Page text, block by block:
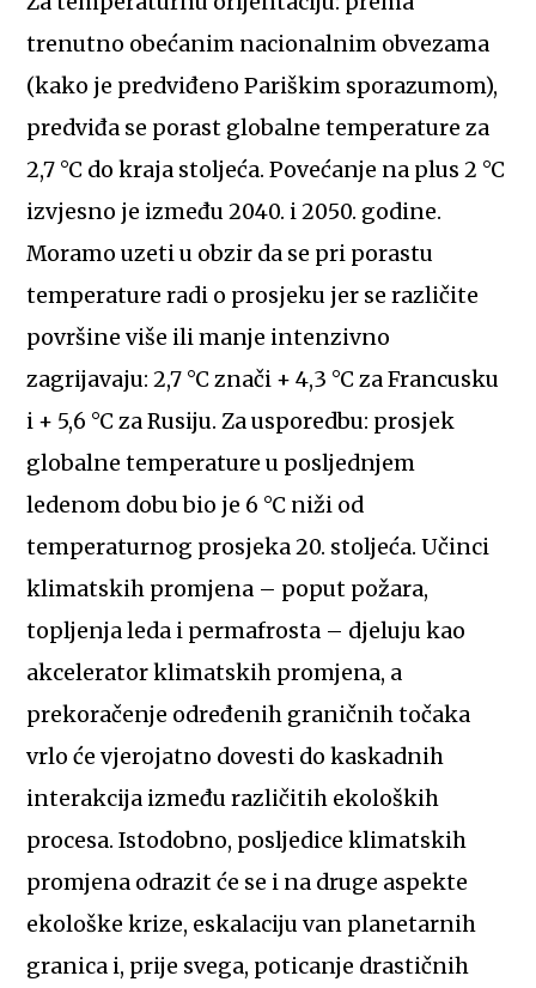
trenutno obećanim nacionalnim obvezama
(kako je predviđeno Pariškim sporazumom),
predviđa se porast globalne temperature za
2,7 °C do kraja stoljeća. Povećanje na plus 2 °C
izvjesno je između 2040. i 2050. godine.
Moramo uzeti u obzir da se pri porastu
temperature radi o prosjeku jer se različite
površine više ili manje intenzivno
zagrijavaju: 2,7 °C znači + 4,3 °C za Francusku
i + 5,6 °C za Rusiju. Za usporedbu: prosjek
globalne temperature u posljednjem
ledenom dobu bio je 6 °C niži od
temperaturnog prosjeka 20. stoljeća. Učinci
klimatskih promjena – poput požara,
topljenja leda i permafrosta – djeluju kao
akcelerator klimatskih promjena, a
prekoračenje određenih graničnih točaka
vrlo će vjerojatno dovesti do kaskadnih
interakcija između različitih ekoloških
procesa. Istodobno, posljedice klimatskih
promjena odrazit će se i na druge aspekte
ekološke krize, eskalaciju van planetarnih
granica i, prije svega, poticanje drastičnih